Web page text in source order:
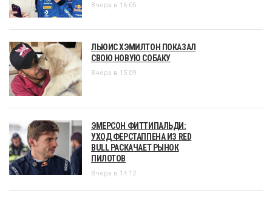
Вчера в 16:05
ЛЬЮИС ХЭМИЛТОН ПОКАЗАЛ
СВОЮ НОВУЮ СОБАКУ
Вчера в 15:09
ЭМЕРСОН ФИТТИПАЛЬДИ:
УХОД ФЕРСТАППЕНА ИЗ RED
BULL РАСКАЧАЕТ РЫНОК
ПИЛОТОВ
Вчера в 14:12